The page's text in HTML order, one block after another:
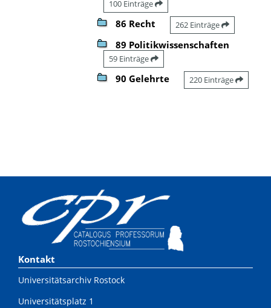
100 Einträge
86 Recht 262 Einträge
89 Politikwissenschaften
59 Einträge
90 Gelehrte 220 Einträge
Kontakt
Universitätsarchiv Rostock
Universitätsplatz 1